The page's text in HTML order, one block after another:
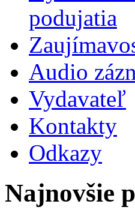
podujatia
Audio
Vydavateľ
Kontakty
Odkazy
Najnovšie